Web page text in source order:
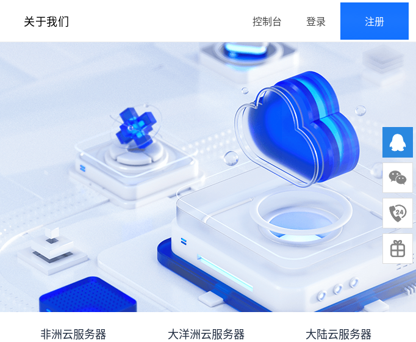
关于我们 控制台 登录 注册
非洲云服务器 大洋洲云服务器 大陆云服务器